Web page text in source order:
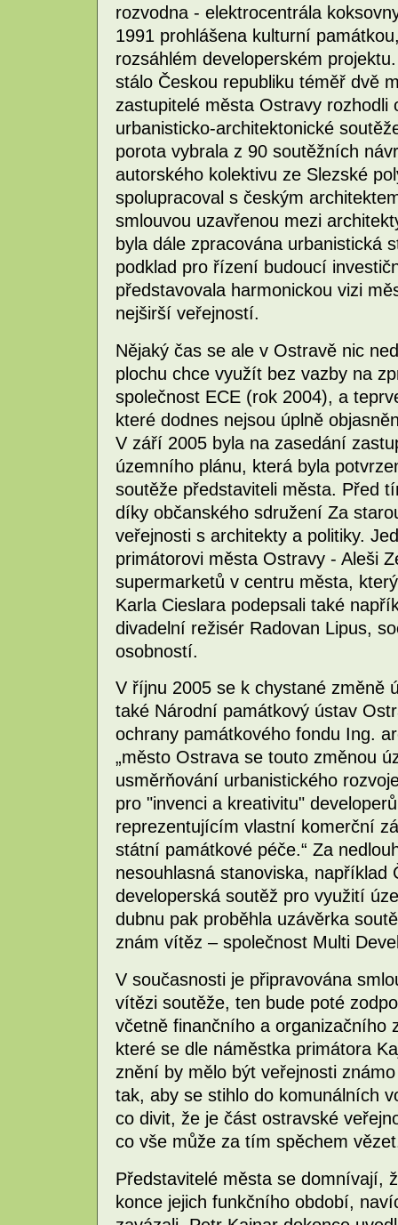
rozvodna - elektrocentrála
1991 prohlášena kulturní
rozsáhlém developerském
stálo Českou republiku téměř dvě
zastupitelé města Ostravy rozhodli
urbanisticko-architektonické
porota vybrala z 90 soutěžních
autorského kolektivu ze Slezské
spolupracoval s českým
smlouvou uzavřenou mezi
byla dále zpracována urbanistická
podklad pro řízení budoucí
představovala harmonickou vizi
nejširší veřejností.
Nějaký čas se ale v Ostravě nic
plochu chce využít bez vazby na
společnost ECE (rok 2004), a
které dodnes nejsou úplně
V září 2005 byla na zasedání
územního plánu, která byla
soutěže představiteli města. Před
díky občanského sdružení Za
veřejnosti s architekty a politiky.
primátorovi města Ostravy - Aleši
supermarketů v centru města,
Karla Cieslara podepsali také
divadelní režisér Radovan Lipus,
osobností.
V říjnu 2005 se k chystané změně
také Národní památkový ústav
ochrany památkového fondu Ing.
„město Ostrava se touto změnou
usměrňování urbanistického
pro "invenci a kreativitu"
reprezentujícím vlastní komerční
státní památkové péče.“ Za
nesouhlasná stanoviska, například
developerská soutěž pro využití
dubnu pak proběhla uzávěrka
znám vítěz – společnost Multi
V současnosti je připravována
vítězi soutěže, ten bude poté
včetně finančního a organizačního
které se dle náměstka primátora
znění by mělo být veřejnosti
tak, aby se stihlo do komunálních
co divit, že je část ostravské
co vše může za tím spěchem
Představitelé města se domnívají,
konce jejich funkčního období,